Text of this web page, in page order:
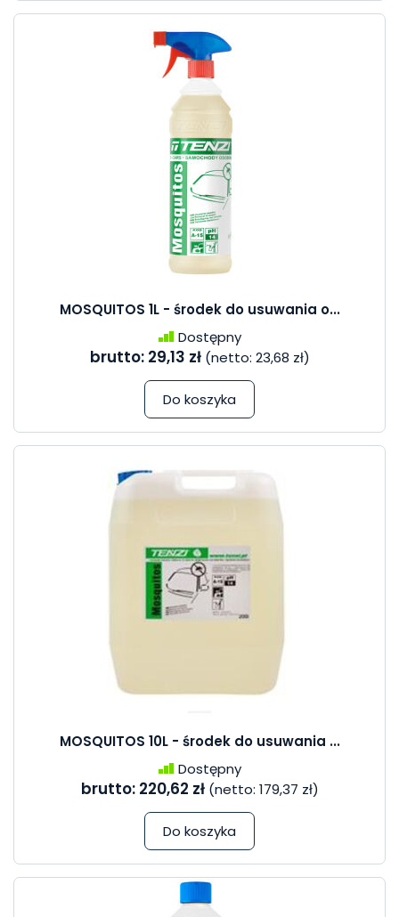
MOSQUITOS 1L - środek do usuwania o...
Dostępny
brutto: 29,13 zł (netto: 23,68 zł)
Do koszyka
MOSQUITOS 10L - środek do usuwania ...
Dostępny
brutto: 220,62 zł (netto: 179,37 zł)
Do koszyka